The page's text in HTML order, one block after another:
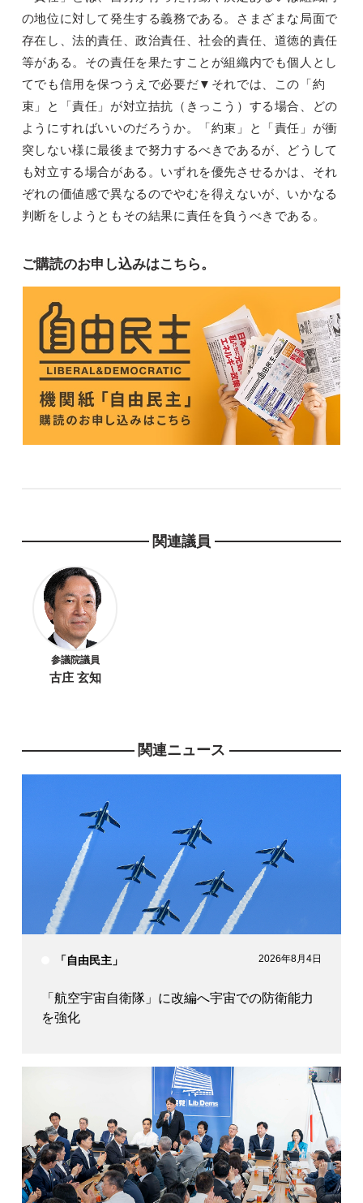
の地位に対して発生する義務である。さまざまな局面で
存在し、法的責任、政治責任、社会的責任、道徳的責任
等がある。その責任を果たすことが組織内でも個人とし
てでも信用を保つうえで必要だ▼それでは、この「約
束」と「責任」が対立拮抗（きっこう）する場合、どの
ようにすればいいのだろうか。「約束」と「責任」が衝
突しない様に最後まで努力するべきであるが、どうして
も対立する場合がある。いずれを優先させるかは、それ
ぞれの価値感で異なるのでやむを得えないが、いかなる
判断をしようともその結果に責任を負うべきである。
ご購読のお申し込みはこちら。
関連議員
参議院議員
古庄 玄知
関連ニュース
「自由民主」 2026年8月4日
「航空宇宙自衛隊」に改編へ宇宙での防衛能力
を強化